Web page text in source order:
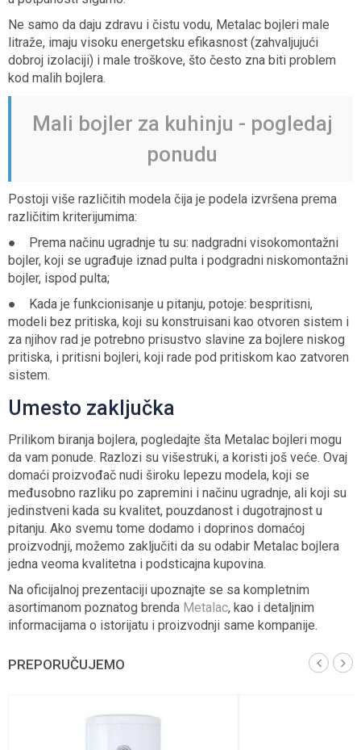
Ne samo da daju zdravu i čistu vodu, Metalac bojleri male
litraže, imaju visoku energetsku efikasnost (zahvaljujući
dobroj izolaciji) i male troškove, što često zna biti problem
kod malih bojlera.
Mali bojler za kuhinju - pogledaj
ponudu
Postoji više različitih modela čija je podela izvršena prema
različitim kriterijumima:
● Prema načinu ugradnje tu su: nadgradni visokomontažni
bojler, koji se ugrađuje iznad pulta i podgradni niskomontažni
bojler, ispod pulta;
● Kada je funkcionisanje u pitanju, potoje: bespritisni,
modeli bez pritiska, koji su konstruisani kao otvoren sistem i
za njihov rad je potrebno prisustvo slavine za bojlere niskog
pritiska, i pritisni bojleri, koji rade pod pritiskom kao zatvoren
sistem.
Umesto zaključka
Prilikom biranja bojlera, pogledajte šta Metalac bojleri mogu
da vam ponude. Razlozi su višestruki, a koristi još veće. Ovaj
domaći proizvođač nudi široku lepezu modela, koji se
međusobno razliku po zapremini i načinu ugradnje, ali koji su
jedinstveni kada su kvalitet, pouzdanost i dugotrajnost u
pitanju. Ako svemu tome dodamo i doprinos domaćoj
proizvodnji, možemo zaključiti da su odabir Metalac bojlera
jedna veoma kvalitetna i podsticajna kupovina.
Na oficijalnoj prezentaciji upoznajte se sa kompletnim
asortimanom poznatog brenda Metalac, kao i detaljnim
informacijama o istorijatu i proizvodnji same kompanije.
PREPORUČUJEMO